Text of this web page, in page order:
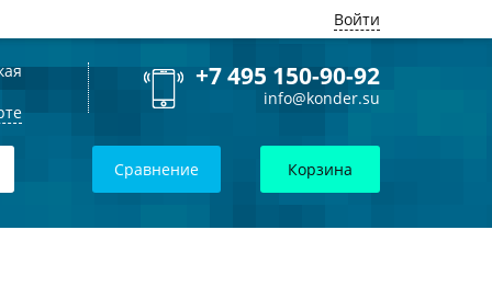
Войти
+7 495 150-90-92
info@konder.su
Сравнение Корзина